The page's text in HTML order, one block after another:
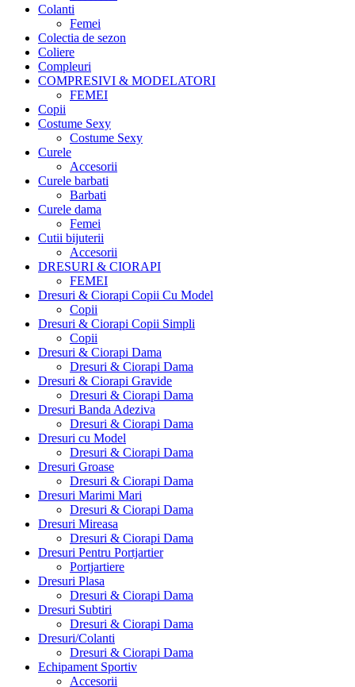
Colanti
Femei
Colectia de sezon
Coliere
Compleuri
COMPRESIVI & MODELATORI
FEMEI
Copii
Costume Sexy
Costume Sexy
Curele
Accesorii
Curele barbati
Barbati
Curele dama
Femei
Cutii bijuterii
Accesorii
DRESURI & CIORAPI
FEMEI
Dresuri & Ciorapi Copii Cu Model
Copii
Dresuri & Ciorapi Copii Simpli
Copii
Dresuri & Ciorapi Dama
Dresuri & Ciorapi Dama
Dresuri & Ciorapi Gravide
Dresuri & Ciorapi Dama
Dresuri Banda Adeziva
Dresuri & Ciorapi Dama
Dresuri cu Model
Dresuri & Ciorapi Dama
Dresuri Groase
Dresuri & Ciorapi Dama
Dresuri Marimi Mari
Dresuri & Ciorapi Dama
Dresuri Mireasa
Dresuri & Ciorapi Dama
Dresuri Pentru Portjartier
Portjartiere
Dresuri Plasa
Dresuri & Ciorapi Dama
Dresuri Subtiri
Dresuri & Ciorapi Dama
Dresuri/Colanti
Dresuri & Ciorapi Dama
Echipament Sportiv
Accesorii